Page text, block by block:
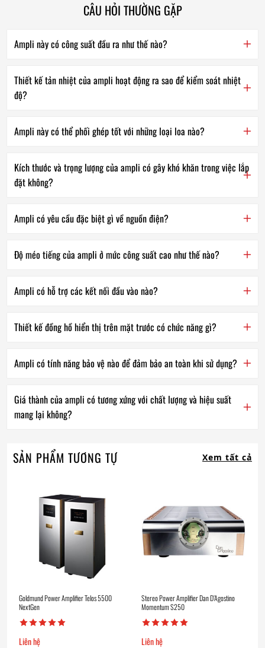
CÂU HỎI THƯỜNG GẶP
Ampli này có công suất đầu ra như thế nào?
Thiết kế tản nhiệt của ampli hoạt động ra sao để kiểm soát nhiệt
độ?
Ampli này có thể phối ghép tốt với những loại loa nào?
Kích thước và trọng lượng của ampli có gây khó khăn trong việc lắp
đặt không?
Ampli có yêu cầu đặc biệt gì về nguồn điện?
Độ méo tiếng của ampli ở mức công suất cao như thế nào?
Ampli có hỗ trợ các kết nối đầu vào nào?
Thiết kế đồng hồ hiển thị trên mặt trước có chức năng gì?
Ampli có tính năng bảo vệ nào để đảm bảo an toàn khi sử dụng?
Giá thành của ampli có tương xứng với chất lượng và hiệu suất
mang lại không?
SẢN PHẨM TƯƠNG TỰ Xem tất cả
Goldmund Power Amplifier Telos 5500
NextGen
Liên hệ
Stereo Power Amplifier Dan D’Agostino
Momentum S250
Liên hệ